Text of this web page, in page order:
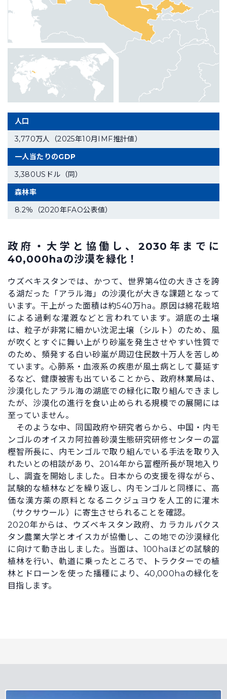
政府・大学と協働し、2030年までに
40,000haの沙漠を緑化！
ウズベキスタンでは、かつて、世界第4位の大きさを誇
る湖だった「アラル海」の沙漠化が大きな課題となって
います。干上がった面積は約540万ha。原因は綿花栽培
による過剰な灌漑などと言われています。湖底の土壌
は、粒子が非常に細かい沈泥土壌（シルト）のため、風
が吹くとすぐに舞い上がり砂嵐を発生させやすい性質で
のため、頻発する白い砂嵐が周辺住民数十万人を苦しめ
ています。心肺系・血液系の疾患が風土病として蔓延す
るなど、健康被害も出ていることから、政府林業局は、
沙漠化したアラル海の湖底での緑化に取り組んできまし
たが、沙漠化の進行を食い止められる規模での展開には
至っていません。
そのような中、同国政府や研究者らから、中国・内モ
ンゴルのオイスカ阿拉善砂漠生態研究研修センターの冨
樫智所長に、内モンゴルで取り組んでいる手法を取り入
れたいとの相談があり、2014年から冨樫所長が現地入り
し、調査を開始しました。日本からの支援を得ながら、
試験的な植林などを繰り返し、内モンゴルと同様に、高
価な漢方薬の原料となるニクジュヨウを人工的に灌木
（サクサウール）に寄生させられることを確認。
2020年からは、ウズベキスタン政府、カラカルパクス
タン農業大学とオイスカが協働し、この地での沙漠緑化
に向けて動き出しました。当面は、100haほどの試験的
植林を行い、軌道に乗ったところで、トラクターでの植
林とドローンを使った播種により、40,000haの緑化を
目指します。
人口
3,770万人（2025年10月IMF推計値）
一人当たりのGDP
3,380USドル（同）
森林率
8.2％（2020年FAO公表値）